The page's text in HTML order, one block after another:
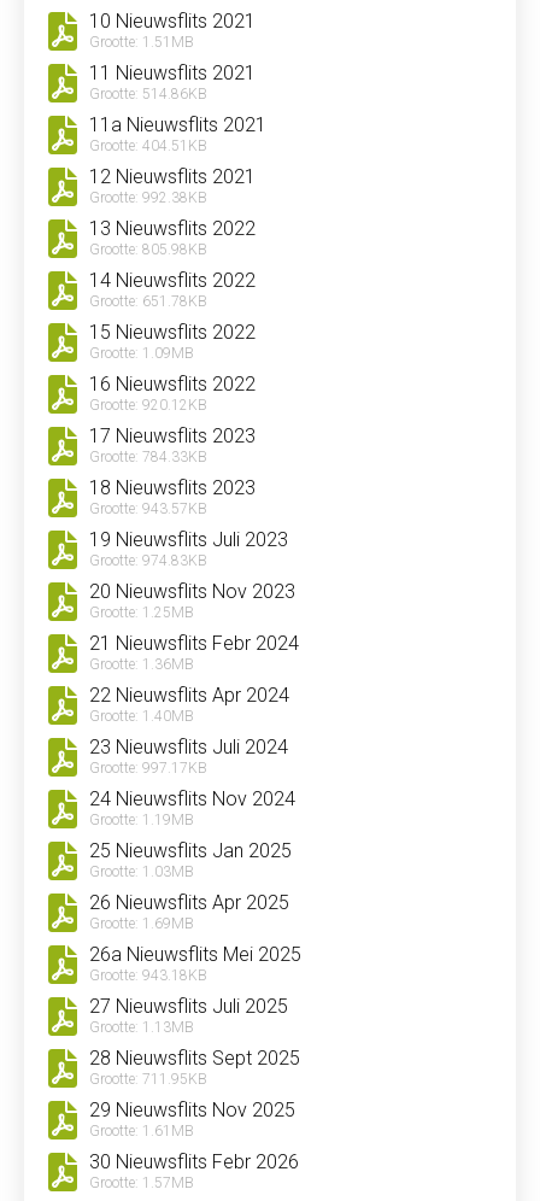
10 Nieuwsflits 2021
Grootte: 1.51MB
11 Nieuwsflits 2021
Grootte: 514.86KB
11a Nieuwsflits 2021
Grootte: 404.51KB
12 Nieuwsflits 2021
Grootte: 992.38KB
13 Nieuwsflits 2022
Grootte: 805.98KB
14 Nieuwsflits 2022
Grootte: 651.78KB
15 Nieuwsflits 2022
Grootte: 1.09MB
16 Nieuwsflits 2022
Grootte: 920.12KB
17 Nieuwsflits 2023
Grootte: 784.33KB
18 Nieuwsflits 2023
Grootte: 943.57KB
19 Nieuwsflits Juli 2023
Grootte: 974.83KB
20 Nieuwsflits Nov 2023
Grootte: 1.25MB
21 Nieuwsflits Febr 2024
Grootte: 1.36MB
22 Nieuwsflits Apr 2024
Grootte: 1.40MB
23 Nieuwsflits Juli 2024
Grootte: 997.17KB
24 Nieuwsflits Nov 2024
Grootte: 1.19MB
25 Nieuwsflits Jan 2025
Grootte: 1.03MB
26 Nieuwsflits Apr 2025
Grootte: 1.69MB
26a Nieuwsflits Mei 2025
Grootte: 943.18KB
27 Nieuwsflits Juli 2025
Grootte: 1.13MB
28 Nieuwsflits Sept 2025
Grootte: 711.95KB
29 Nieuwsflits Nov 2025
Grootte: 1.61MB
30 Nieuwsflits Febr 2026
Grootte: 1.57MB